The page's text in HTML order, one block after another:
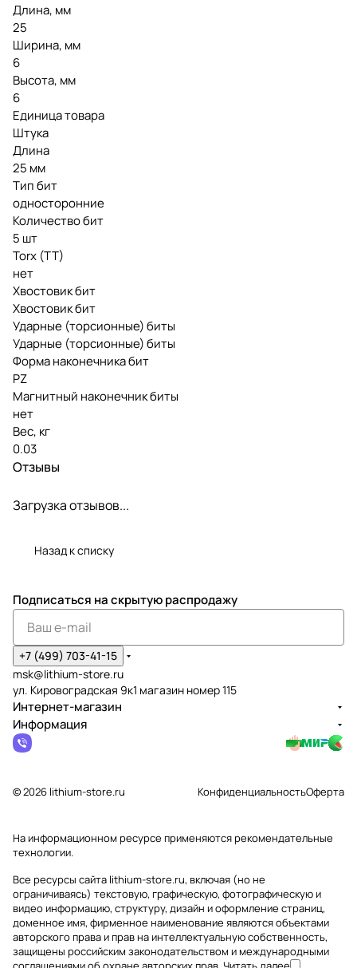
Длина, мм
25
Ширина, мм
6
Высота, мм
6
Единица товара
Штука
Длина
25 мм
Тип бит
односторонние
Количество бит
5 шт
Torx (TT)
нет
Хвостовик бит
Хвостовик бит
Ударные (торсионные) биты
Ударные (торсионные) биты
Форма наконечника бит
PZ
Магнитный наконечник биты
нет
Вес, кг
0.03
Отзывы
Загрузка отзывов...
Назад к списку
Подписаться на скрытую распродажу
+7 (499) 703-41-15
msk@lithium-store.ru
ул. Кировоградская 9к1 магазин номер 115
Интернет-магазин
Информация
© 2026 lithium-store.ru КонфиденциальностьОферта
На информационном ресурсе применяютсярекомендательные
технологии.
Все ресурсы сайта lithium-store.ru, включая (но не
ограничиваясь) текстовую, графическую, фотографическую и
видео информацию, структуру, дизайн и оформление страниц,
доменное имя, фирменное наименование являются объектами
авторского права и прав на интеллектуальную собственность,
защищены российским законодательством и международными